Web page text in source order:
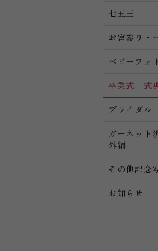
七五三
お宮参り・
ベビーフォ
卒業式 式
ブライダル
ガーネット
外編
その他記念
お知らせ